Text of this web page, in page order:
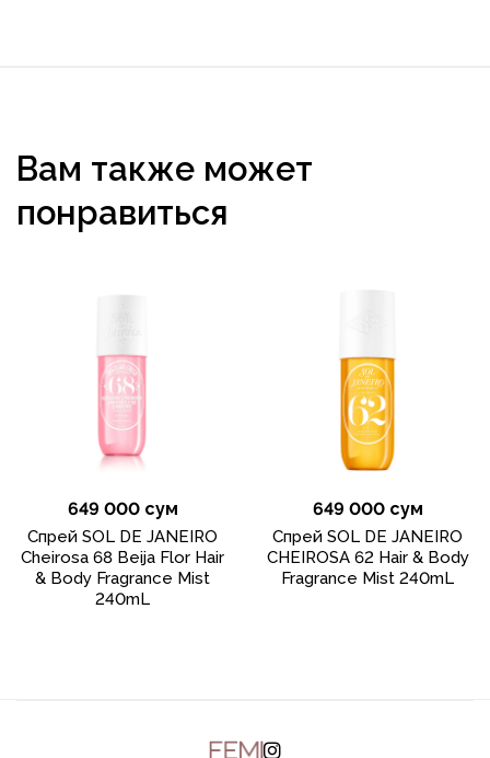
Вам также может
понравиться
649 000 сум
Спрей SOL DE JANEIRO
Cheirosa 68 Beija Flor Hair
& Body Fragrance Mist
240mL
649 000 сум
Спрей SOL DE JANEIRO
CHEIROSA 62 Hair & Body
Fragrance Mist 240mL